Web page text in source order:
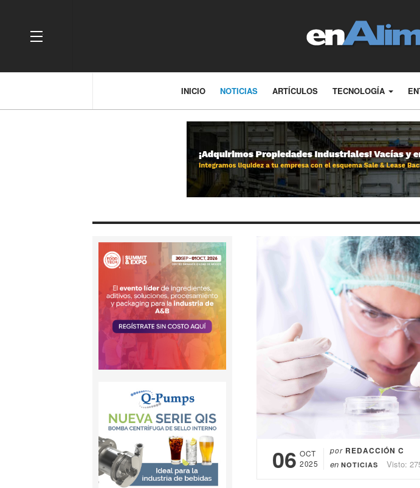
OFF CANVAS
INICIO NOTICIAS ARTÍCULOS TECNOLOGÍA
06 OCT
2025
por REDACCIÓN C
en NOTICIAS Visto: